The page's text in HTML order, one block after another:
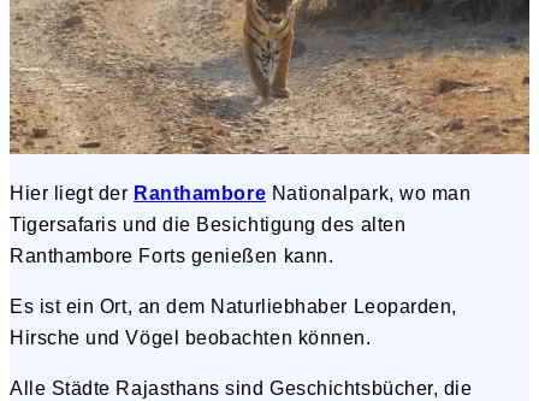
Hier liegt der Ranthambore Nationalpark, wo man
Tigersafaris und die Besichtigung des alten
Ranthambore Forts genießen kann.
Es ist ein Ort, an dem Naturliebhaber Leoparden,
Hirsche und Vögel beobachten können.
Alle Städte Rajasthans sind Geschichtsbücher, die